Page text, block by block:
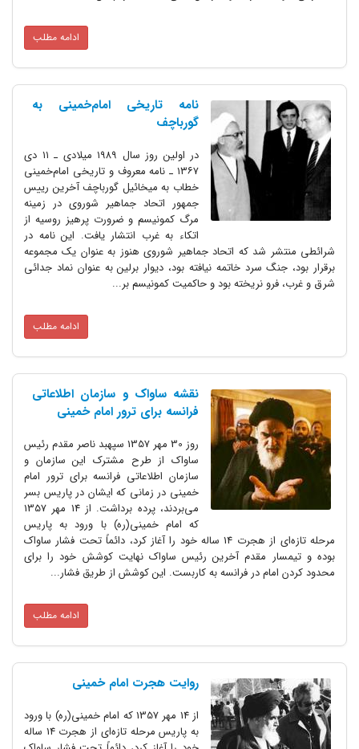
ادامه مطلب
نامه تاریخی امام‌‌خمینی به
گورباچف
در اولین روز سال ۱۹۸۹ میلادی ـ ۱۱ دی
۱۳۶۷ ـ نامه معروف و تاریخی امام‌خمینی
خطاب به میخائیل گورباچف آخرین رییس
جمهور اتحاد جماهیر شوروی در زمینه
مرگ کمونیسم و ضرورت پرهیز روسیه از
اتکاء به غرب انتشار یافت. این نامه در
شرائطی منتشر شد که اتحاد جماهیر شوروی هنوز به عنوان یک مجموعه
برقرار بود، جنگ سرد خاتمه نیافته بود، دیوار برلین به عنوان نماد جدائی
شرق و غرب، فرو نریخته بود و حاکمیت کمونیسم بر...
ادامه مطلب
نقشه ساواک و سازمان اطلاعاتی
فرانسه برای ترور امام خمینی
روز 30 مهر 1357 سپهبد ناصر مقدم رئیس
ساواک از طرح مشترک این سازمان و
سازمان اطلاعاتی فرانسه برای ترور امام
خمینی در زمانی که ایشان در پاریس بسر
می‌بردند، پرده برداشت. از 14 مهر 1357
که امام خمینی(ره) با ورود به پاریس
مرحله تازه‌ای از هجرت 14 ساله خود را آغاز کرد، دائماً تحت فشار ساواک
بوده و تیمسار مقدم آخرین رئیس ساواک نهایت کوشش خود را برای
محدود کردن امام در فرانسه به کاربست. این کوشش از طریق فشار...
ادامه مطلب
روایت هجرت امام خمینی
از 14 مهر 1357 که امام خمینی(ره) با ورود
به پاریس مرحله تازه‌ای از هجرت 14 ساله